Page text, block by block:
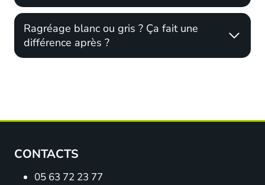
Ragréage blanc ou gris ? Ça fait une
différence après ?
CONTACTS
05 63 72 23 77